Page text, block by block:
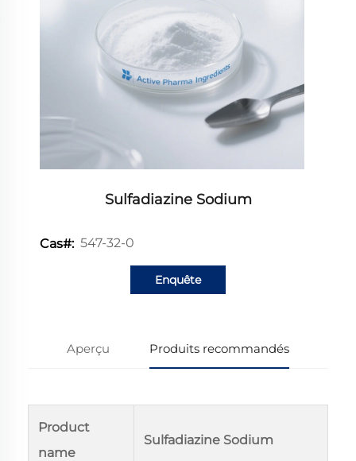
Sulfadiazine Sodium
Cas#: 547-32-0
Enquête
Aperçu Produits recommandés
Product
name
Sulfadiazine Sodium